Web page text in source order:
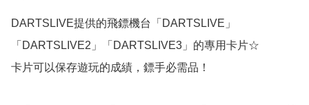
DARTSLIVE提供的飛鏢機台「DARTSLIVE」
「DARTSLIVE2」「DARTSLIVE3」的專用卡片☆
卡片可以保存遊玩的成績，鏢手必需品！